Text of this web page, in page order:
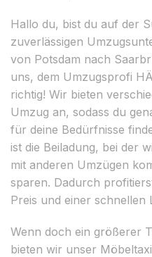
Hallo du, bist du auf der
zuverlässigen
von Potsdam nach
uns, dem Umzugsprofi
richtig! Wir bieten
Umzug an, sodass du
für deine Bedürfnisse
ist die Beiladung, bei der
mit anderen Umzügen
sparen. Dadurch
Preis und einer schnellen
Wenn doch ein größerer
bieten wir unser